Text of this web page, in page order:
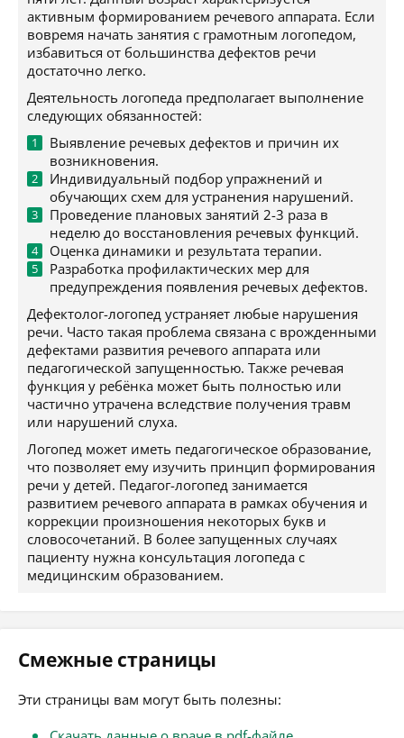
активным формированием речевого аппарата. Если
вовремя начать занятия с грамотным логопедом,
избавиться от большинства дефектов речи
достаточно легко.
Деятельность логопеда предполагает выполнение
следующих обязанностей:
Выявление речевых дефектов и причин их
возникновения.
Индивидуальный подбор упражнений и
обучающих схем для устранения нарушений.
Проведение плановых занятий 2-3 раза в
неделю до восстановления речевых функций.
Оценка динамики и результата терапии.
Разработка профилактических мер для
предупреждения появления речевых дефектов.
Дефектолог-логопед устраняет любые нарушения
речи. Часто такая проблема связана с врожденными
дефектами развития речевого аппарата или
педагогической запущенностью. Также речевая
функция у ребёнка может быть полностью или
частично утрачена вследствие получения травм
или нарушений слуха.
Логопед может иметь педагогическое образование,
что позволяет ему изучить принцип формирования
речи у детей. Педагог-логопед занимается
развитием речевого аппарата в рамках обучения и
коррекции произношения некоторых букв и
словосочетаний. В более запущенных случаях
пациенту нужна консультация логопеда с
медицинским образованием.
Смежные страницы
Эти страницы вам могут быть полезны: